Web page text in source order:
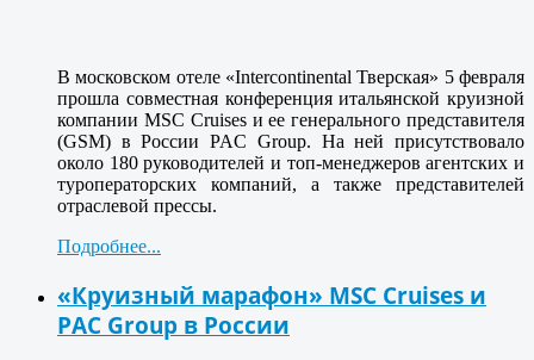
В московском отеле «Intercontinental Тверская» 5 февраля
прошла совместная конференция итальянской круизной
компании MSC Cruises и ее генерального представителя
(GSM) в России PAC Group. На ней присутствовало
около 180 руководителей и топ-менеджеров агентских и
туроператорских компаний, а также представителей
отраслевой прессы.
Подробнее...
«Круизный марафон» MSC Cruises и
PAC Group в России